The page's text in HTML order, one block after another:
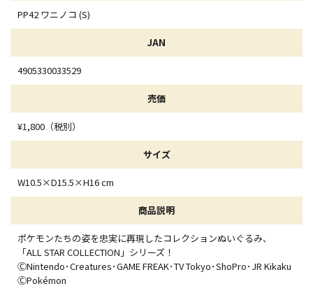
PP42 ワニノコ (S)
JAN
4905330033529
売価
¥1,800（税別）
サイズ
W10.5×D15.5×H16 cm
商品説明
ポケモンたちの姿を忠実に再現したコレクションぬいぐるみ、
「ALL STAR COLLECTION」シリーズ！
ⒸNintendo･Creatures･GAME FREAK･TV Tokyo･ShoPro･JR Kikaku
ⒸPokémon